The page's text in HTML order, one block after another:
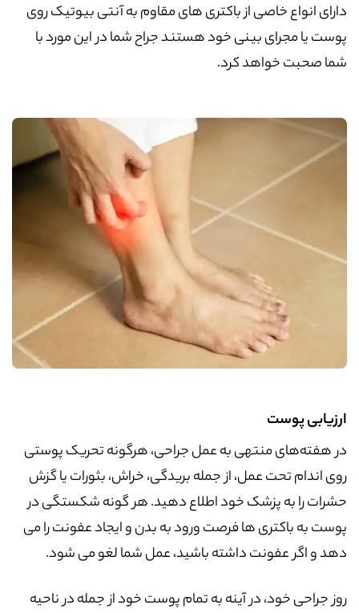
دارای انواع خاصی از باکتری های مقاوم به آنتی بیوتیک روی
پوست یا مجرای بینی خود هستند جراح شما در این مورد با
شما صحبت خواهد کرد.
ارزیابی پوست
در هفته‌های منتهی به عمل جراحی، هرگونه تحریک پوستی
روی اندام تحت عمل، از جمله بریدگی، خراش، بثورات یا گزش
حشرات را به پزشک خود اطلاع دهید. هر گونه شکستگی در
پوست به باکتری ها فرصت ورود به بدن و ایجاد عفونت را می
دهد و اگر عفونت داشته باشید، عمل شما لغو می شود.
روز جراحی خود، در آینه به تمام پوست خود از جمله در ناحیه